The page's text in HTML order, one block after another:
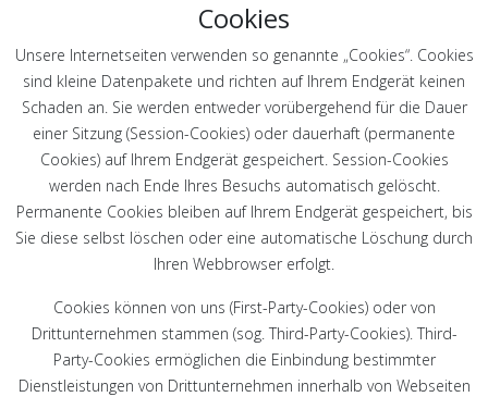
Cookies
Unsere Internetseiten verwenden so genannte „Cookies“. Cookies
sind kleine Datenpakete und richten auf Ihrem Endgerät keinen
Schaden an. Sie werden entweder vorübergehend für die Dauer
einer Sitzung (Session-Cookies) oder dauerhaft (permanente
Cookies) auf Ihrem Endgerät gespeichert. Session-Cookies
werden nach Ende Ihres Besuchs automatisch gelöscht.
Permanente Cookies bleiben auf Ihrem Endgerät gespeichert, bis
Sie diese selbst löschen oder eine automatische Löschung durch
Ihren Webbrowser erfolgt.
Cookies können von uns (First-Party-Cookies) oder von
Drittunternehmen stammen (sog. Third-Party-Cookies). Third-
Party-Cookies ermöglichen die Einbindung bestimmter
Dienstleistungen von Drittunternehmen innerhalb von Webseiten